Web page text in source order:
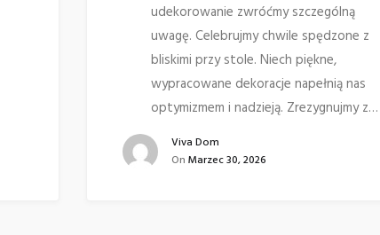
udekorowanie zwróćmy szczególną
uwagę. Celebrujmy chwile spędzone z
bliskimi przy stole. Niech piękne,
wypracowane dekoracje napełnią nas
optymizmem i nadzieją. Zrezygnujmy z…
Viva Dom
On Marzec 30, 2026